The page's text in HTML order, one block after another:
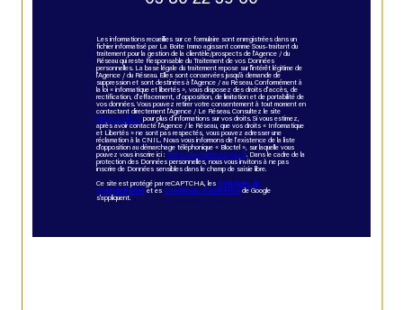
Les informations recueillies sur ce formulaire sont enregistrées dans un
fichier informatisé par La Boite Immo agissant comme Sous-traitant du
traitement pour la gestion de la clientèle/prospects de l'Agence / du
Réseau qui reste Responsable du Traitement de vos Données
personnelles. La base légale du traitement repose sur l'intérêt légitime de
l'Agence / du Réseau. Elles sont conservées jusqu'à demande de
suppression et sont destinées à l'Agence / au Réseau. Conformément à
la loi « informatique et libertés », vous disposez des droits d’accès, de
rectification, d’effacement, d’opposition, de limitation et de portabilité de
vos données. Vous pouvez retirer votre consentement à tout moment en
contactant directement l’Agence / Le Réseau. Consultez le site
https://cnil.fr/fr pour plus d’informations sur vos droits. Si vous estimez,
après avoir contacté l'Agence / le Réseau, que vos droits « Informatique
et Libertés » ne sont pas respectés, vous pouvez adresser une
réclamation à la CNIL. Nous vous informons de l’existence de la liste
d'opposition au démarchage téléphonique « Bloctel », sur laquelle vous
pouvez vous inscrire ici : https://www.bloctel.gouv.fr. Dans le cadre de la
protection des Données personnelles, nous vous invitons à ne pas
inscrire de Données sensibles dans le champ de saisie libre.
Ce site est protégé par reCAPTCHA, les Politiques de
Confidentialité et es Conditions d'utilisation de Google
s'appliquent.